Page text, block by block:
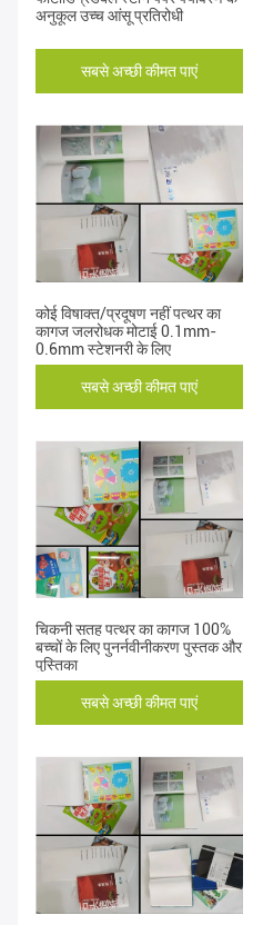
अनुकूल उच्च आंसू प्रतिरोधी
सबसे अच्छी कीमत पाएं
कोई विषाक्त/प्रदूषण नहीं पत्थर का
कागज जलरोधक मोटाई 0.1mm-
0.6mm स्टेशनरी के लिए
सबसे अच्छी कीमत पाएं
चिकनी सतह पत्थर का कागज 100%
बच्चों के लिए पुनर्नवीनीकरण पुस्तक और
पुस्तिका
सबसे अच्छी कीमत पाएं